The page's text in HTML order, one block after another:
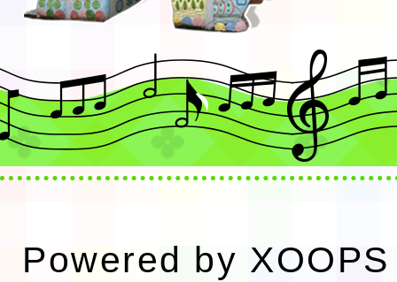
Powered by XOOPS